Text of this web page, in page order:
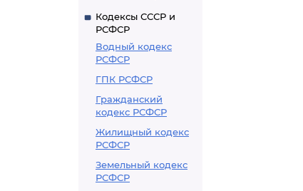
Кодексы СССР и
РСФСР
Водный кодекс
РСФСР
ГПК РСФСР
Гражданский
кодекс РСФСР
Жилищный кодекс
РСФСР
Земельный кодекс
РСФСР